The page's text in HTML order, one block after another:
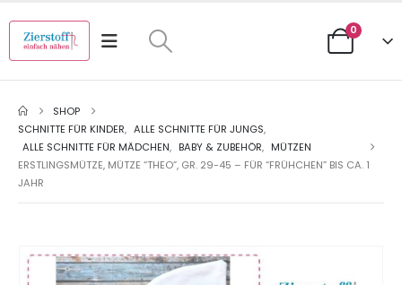
0
SHOP
SCHNITTE FÜR KINDER, ALLE SCHNITTE FÜR JUNGS,
ALLE SCHNITTE FÜR MÄDCHEN, BABY & ZUBEHÖR, MÜTZEN
ERSTLINGSMÜTZE, MÜTZE “THEO”, GR. 29-45 – FÜR “FRÜHCHEN” BIS CA. 1
JAHR